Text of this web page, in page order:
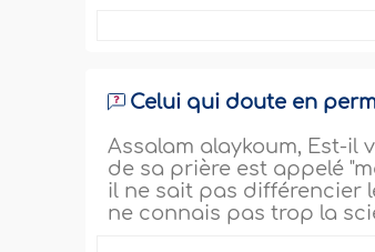
Celui qui doute en
Assalam alaykoum, Est-
de sa prière est appelé
il ne sait pas différencier
ne connais pas trop la